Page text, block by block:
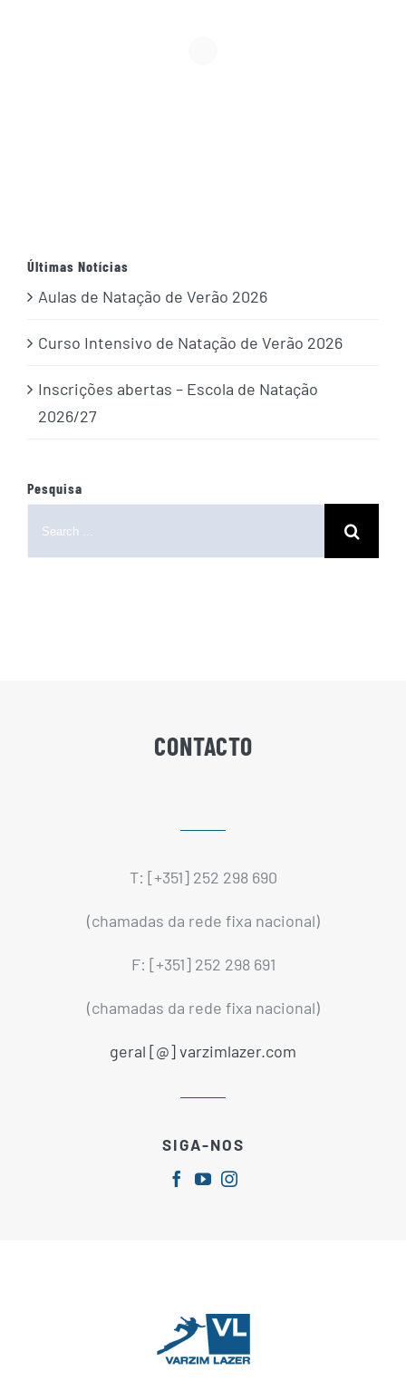
Últimas Notícias
Aulas de Natação de Verão 2026
Curso Intensivo de Natação de Verão 2026
Inscrições abertas – Escola de Natação
2026/27
Pesquisa
CONTACTO
T: [+351] 252 298 690
(chamadas da rede fixa nacional)
F: [+351] 252 298 691
(chamadas da rede fixa nacional)
geral [@] varzimlazer.com
SIGA-NOS